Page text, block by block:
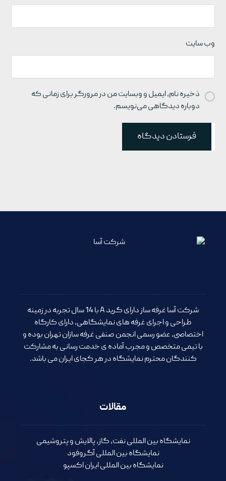
وب‌ سایت
ذخیره نام، ایمیل و وبسایت من در مرورگر برای زمانی که
دوباره دیدگاهی می‌نویسم.
شرکت آسا غرفه ساز دارای گرید A با 14 سال تجربه در زمینه
طراحی و اجرای غرفه های نمایشگاهی، دارای کارگاه
اختصاصی، عضو رسمی انجمن صنفی غرفه سازان تهران بوده و
با تیمی متخصص و مجرب آماده ی خدمت رسانی به مشارکت
کنندگان محترم نمایشگاه در هر کجای ایران می باشد.
مقالات
نمایشگاه بین المللی نفت، گاز، پالایش و پتروشیمی
نمایشگاه بین المللی آگروفود
نمایشگاه بین المللی ایران اکسپو